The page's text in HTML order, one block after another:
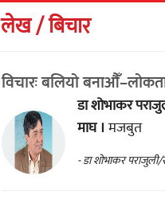
लेख / बिचार
विचारः बलियो
डा शोभाकर
माघ ।मजबुत
- डा शोभाकर